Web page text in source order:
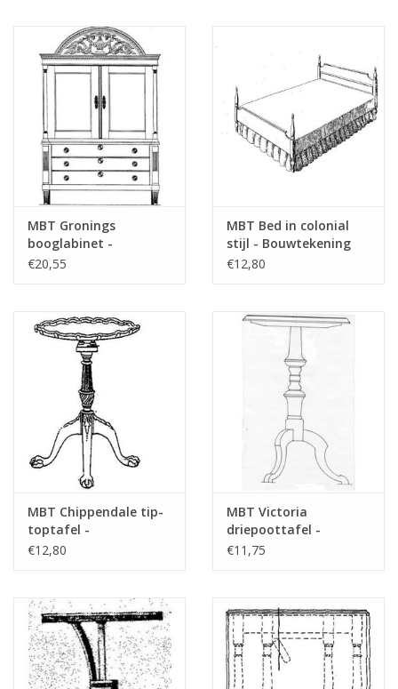
Bouwbeschrijvingen
MBT Gronings
booglabinet -
Bouwtekening Schaal 1
€20,55
MBT Bed in colonial
stijl - Bouwtekening
Schaal 1 : N/A
€12,80
MBT Chippendale tip-
toptafel -
Bouwtekening Schaal 1
€12,80
MBT Victoria
driepoottafel -
Bouwtekening Schaal 1
€11,75